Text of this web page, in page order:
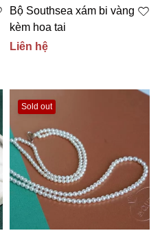
Bộ Southsea xám bi vàng
kèm hoa tai
Liên hệ
Sold out